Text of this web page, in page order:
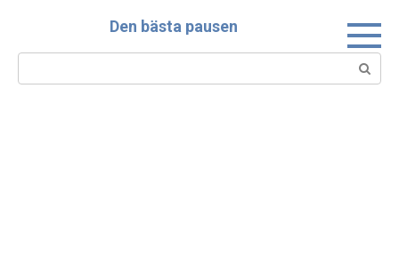
Den bästa pausen
Search: